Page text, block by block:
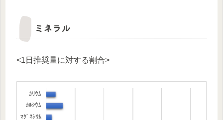
ミネラル
<1日推奨量に対する割合>